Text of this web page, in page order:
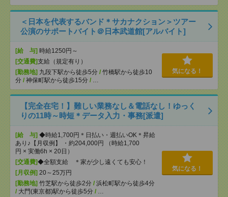
＜日本を代表するバンド＊サカナクション＞ツアー
公演のサポートバイト＠日本武道館[アルバイト]
[給 与] 時給1250円～
[交通費]支給（規定有り）
[勤務地] 九段下駅から徒歩5分 / 竹橋駅から徒歩10
分 / 神保町駅から徒歩15分 / …
気になる！
【完全在宅！】難しい業務なし＆電話なし！ゆっく
りの11時～時短＊データ入力・事務[派遣]
[給 与] ◆時給1,700円＊日払い・週払いOK＊昇給
あり♪【月収例】 ・約204,000円 （時給1,700
円 × 実働6h × 20日）
[交通費]◆全額支給 ＊家が少し遠くても安心！
[月収例] 20～25万円
[勤務地] 竹芝駅から徒歩2分 / 浜松町駅から徒歩4分
/ 大門(東京都)駅から徒歩5分 / …
気になる！